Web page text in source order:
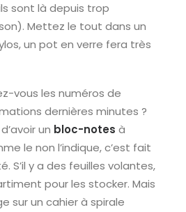
sont là depuis trop
Mettez le tout dans un
un pot en verre fera très
vous les numéros de
dernières minutes ?
un bloc-notes à
le non l’indique, c’est fait
S’il y a des feuilles volantes,
pour les stocker. Mais
sur un cahier à spirale